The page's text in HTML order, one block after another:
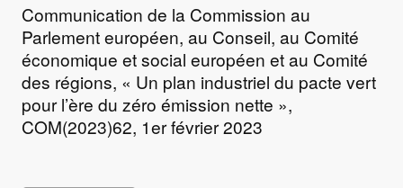
Communication de la Commission au
Parlement européen, au Conseil, au Comité
économique et social européen et au Comité
des régions, « Un plan industriel du pacte vert
pour l’ère du zéro émission nette »,
COM(2023)62, 1er février 2023